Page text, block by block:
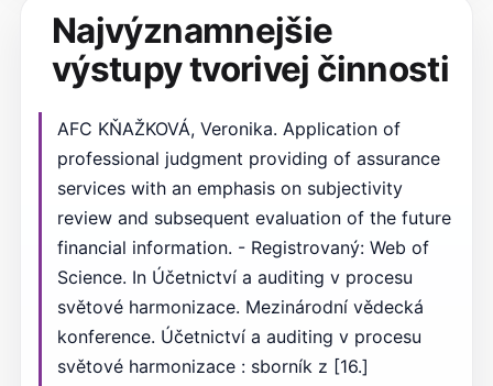
Najvýznamnejšie
výstupy tvorivej činnosti
AFC KŇAŽKOVÁ, Veronika. Application of
professional judgment providing of assurance
services with an emphasis on subjectivity
review and subsequent evaluation of the future
financial information. - Registrovaný: Web of
Science. In Účetnictví a auditing v procesu
světové harmonizace. Mezinárodní vědecká
konference. Účetnictví a auditing v procesu
světové harmonizace : sborník z [16.]